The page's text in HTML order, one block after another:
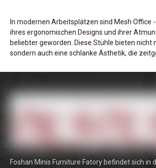
In modernen Arbeitsplätzen sind Mesh Office
ihres ergonomischen Designs und ihrer
beliebter geworden. Diese Stühle bieten nicht
sondern auch eine schlanke Ästhetik, die
jedoch regelmäßige Wartung, um eine
optimale Leistung zu gewährleisten. Die
Reinigung verlängert nicht nur die
Aufrechterhaltung eines hygienischen und
Arbeitsbereichs.
Foshan Minis Furniture Fatory befindet sich in